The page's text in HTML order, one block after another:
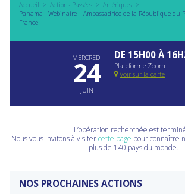
Accueil Actions Passées
Amériques
Panama - Webinaire – Ambassadrice de la République du
France
MERCREDI
24
JUIN
DE 15H00 À
Plateforme Zoom
Voir sur la carte
L’opération recherchée est
Nous vous invitons à visitercette page pour connaître
plus de 140 pays du monde.
NOS PROCHAINES ACTIONS